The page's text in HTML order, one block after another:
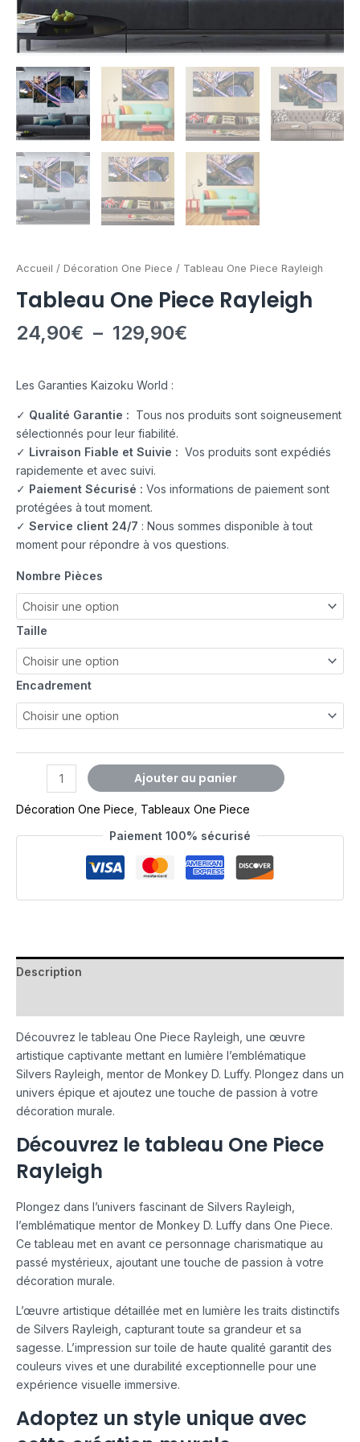
Accueil / Décoration One Piece / Tableau One Piece Rayleigh
Tableau One Piece Rayleigh
24,90€ – 129,90€
Les Garanties Kaizoku World :
✓ Qualité Garantie : Tous nos produits sont soigneusement
sélectionnés pour leur fiabilité.
✓ Livraison Fiable et Suivie : Vos produits sont expédiés
rapidemente et avec suivi.
✓ Paiement Sécurisé : Vos informations de paiement sont
protégées à tout moment.
✓ Service client 24/7 : Nous sommes disponible à tout
moment pour répondre à vos questions.
Nombre Pièces
Taille
Encadrement
Ajouter au panier
Décoration One Piece Tableaux One Piece
Paiement 100% sécurisé
Description
Découvrez le tableau One Piece Rayleigh, une œuvre
artistique captivante mettant en lumière l’emblématique
Silvers Rayleigh, mentor de Monkey D. Luffy. Plongez dans un
univers épique et ajoutez une touche de passion à votre
décoration murale.
Découvrez le tableau One Piece
Rayleigh
Plongez dans l’univers fascinant de Silvers Rayleigh,
l’emblématique mentor de Monkey D. Luffy dans One Piece.
Ce tableau met en avant ce personnage charismatique au
passé mystérieux, ajoutant une touche de passion à votre
décoration murale.
L’œuvre artistique détaillée met en lumière les traits distinctifs
de Silvers Rayleigh, capturant toute sa grandeur et sa
sagesse. L’impression sur toile de haute qualité garantit des
couleurs vives et une durabilité exceptionnelle pour une
expérience visuelle immersive.
Adoptez un style unique avec